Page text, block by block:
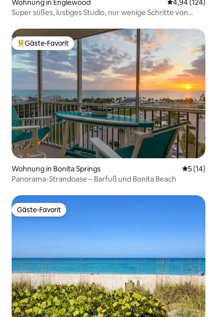
Wohnung in Englewood
4,94 (124)
Super süßes, lustiges Studio, nur wenige Schritte von
Beliebter Gäste-Favorit.
Gäste-Favorit
Wohnung in Bonita Springs
5 (14)
Panorama-Strandoase – Barfuß und Bonita Beach
Gäste-Favorit
Gäste-Favorit